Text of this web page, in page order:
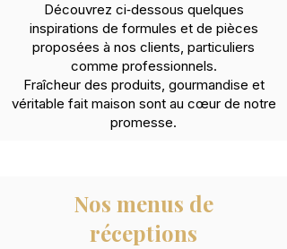
Découvrez ci‑dessous quelques
inspirations de formules et de pièces
proposées à nos clients, particuliers
comme professionnels.
Fraîcheur des produits, gourmandise et
véritable fait maison sont au cœur de notre
promesse.
Nos menus de
réceptions